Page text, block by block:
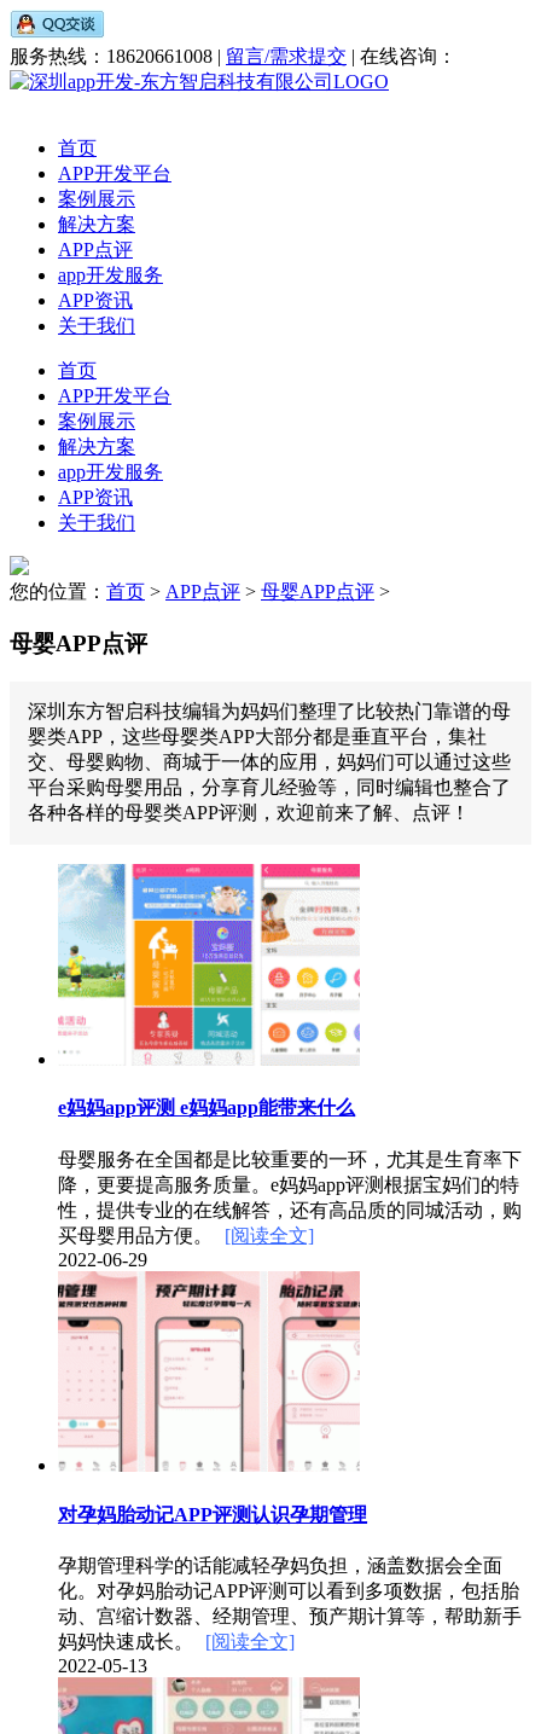
服务热线：18620661008 | 留言/需求提交 | 在线咨询：
首页
APP开发平台
案例展示
解决方案
APP点评
app开发服务
APP资讯
关于我们
首页
APP开发平台
案例展示
解决方案
app开发服务
APP资讯
关于我们
您的位置： 首页 > APP点评 > 母婴APP点评 >
母婴APP点评
深圳东方智启科技编辑为妈妈们整理了比较热门靠谱的母
婴类APP，这些母婴类APP大部分都是垂直平台，集社
交、母婴购物、商城于一体的应用，妈妈们可以通过这些
平台采购母婴用品，分享育儿经验等，同时编辑也整合了
各种各样的母婴类APP评测，欢迎前来了解、点评！
e妈妈app评测 e妈妈app能带来什么
母婴服务在全国都是比较重要的一环，尤其是生育率下
降，更要提高服务质量。e妈妈app评测根据宝妈们的特
性，提供专业的在线解答，还有高品质的同城活动，购
买母婴用品方便。
[阅读全文]
2022-06-29
对孕妈胎动记APP评测认识孕期管理
孕期管理科学的话能减轻孕妈负担，涵盖数据会全面
化。对孕妈胎动记APP评测可以看到多项数据，包括胎
动、宫缩计数器、经期管理、预产期计算等，帮助新手
妈妈快速成长。
[阅读全文]
2022-05-13